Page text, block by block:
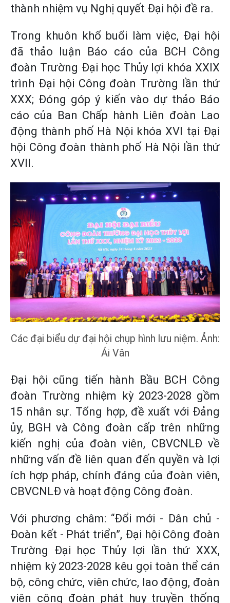
thành nhiệm vụ Nghị quyết Đại hội đề ra.
Trong khuôn khổ buổi làm việc, Đại hội
đã thảo luận Báo cáo của BCH Công
đoàn Trường Đại học Thủy lợi khóa XXIX
trình Đại hội Công đoàn Trường lần thứ
XXX; Đóng góp ý kiến vào dự thảo Báo
cáo của Ban Chấp hành Liên đoàn Lao
động thành phố Hà Nội khóa XVI tại Đại
hội Công đoàn thành phố Hà Nội lần thứ
XVII.
Các đại biểu dự đại hội chụp hình lưu niệm. Ảnh:
Ái Vân
Đại hội cũng tiến hành Bầu BCH Công
đoàn Trường nhiệm kỳ 2023-2028 gồm
15 nhân sự. Tổng hợp, đề xuất với Đảng
ủy, BGH và Công đoàn cấp trên những
kiến nghị của đoàn viên, CBVCNLĐ về
những vấn đề liên quan đến quyền và lợi
ích hợp pháp, chính đáng của đoàn viên,
CBVCNLĐ và hoạt động Công đoàn.
Với phương châm: “Đổi mới - Dân chủ -
Đoàn kết - Phát triển”, Đại hội Công đoàn
Trường Đại học Thủy lợi lần thứ XXX,
nhiệm kỳ 2023-2028 kêu gọi toàn thể cán
bộ, công chức, viên chức, lao động, đoàn
viên công đoàn phát huy truyền thống